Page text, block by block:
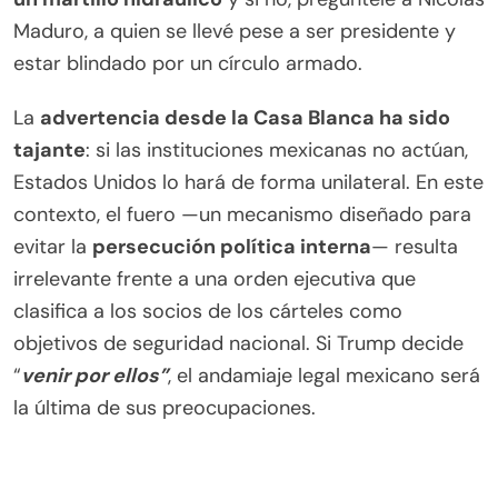
Maduro, a quien se llevé pese a ser presidente y
estar blindado por un círculo armado.
La advertencia desde la Casa Blanca ha sido
tajante: si las instituciones mexicanas no actúan,
Estados Unidos lo hará de forma unilateral. En este
contexto, el fuero —un mecanismo diseñado para
evitar la persecución política interna— resulta
irrelevante frente a una orden ejecutiva que
clasifica a los socios de los cárteles como
objetivos de seguridad nacional. Si Trump decide
“venir por ellos”, el andamiaje legal mexicano será
la última de sus preocupaciones.